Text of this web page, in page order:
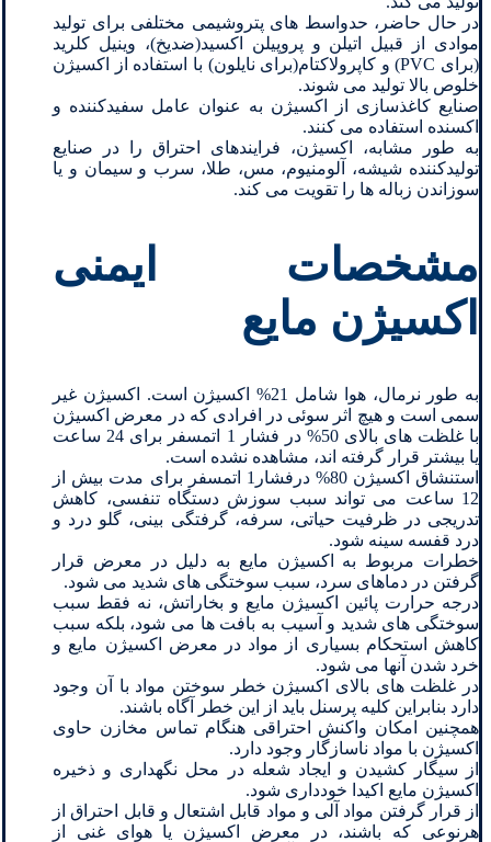
در حال حاضر، حدواسط های پتروشیمی مختلفی برای تولید
موادی از قبیل اتیلن و پروپیلن اکسید(ضدیخ)، وینیل کلرید
(برای PVC) و کاپرولاکتام(برای نایلون) با استفاده از اکسیژن
خلوص بالا تولید می شوند.
صنایع کاغذسازی از اکسیژن به عنوان عامل سفیدکننده و
اکسنده استفاده می کنند.
به طور مشابه، اکسیژن، فرایندهای احتراق را در صنایع
تولیدکننده شیشه، آلومنیوم، مس، طلا، سرب و سیمان و یا
سوزاندن زباله ها را تقویت می کند.
مشخصات ایمنی
اکسیژن مایع
به طور نرمال، هوا شامل 21% اکسیژن است. اکسیژن غیر
سمی است و هیچ اثر سوئی در افرادی که در معرض اکسیژن
با غلظت های بالای 50% در فشار 1 اتمسفر برای 24 ساعت
یا بیشتر قرار گرفته اند، مشاهده نشده است.
استنشاق اکسیژن 80% درفشار1 اتمسفر برای مدت بیش از
12 ساعت می تواند سبب سوزش دستگاه تنفسی، کاهش
تدریجی در ظرفیت حیاتی، سرفه، گرفتگی بینی، گلو درد و
درد قفسه سینه شود.
خطرات مربوط به اکسیژن مایع به دلیل در معرض قرار
گرفتن در دماهای سرد، سبب سوختگی های شدید می شود.
درجه حرارت پائین اکسیژن مایع و بخاراتش، نه فقط سبب
سوختگی های شدید و آسیب به بافت ها می شود، بلکه سبب
کاهش استحکام بسیاری از مواد در معرض اکسیژن مایع و
خرد شدن آنها می شود.
در غلظت های بالای اکسیژن خطر سوختن مواد با آن وجود
دارد بنابراین کلیه پرسنل باید از این خطر آگاه باشند.
همچنین امکان واکنش احتراقی هنگام تماس مخازن حاوی
اکسیژن با مواد ناسازگار وجود دارد.
از سیگار کشیدن و ایجاد شعله در محل نگهداری و ذخیره
اکسیژن مایع اکیدا خودداری شود.
از قرار گرفتن مواد آلی و مواد قابل اشتعال و قابل احتراق از
هرنوعی که باشند، در معرض اکسیژن یا هوای غنی از